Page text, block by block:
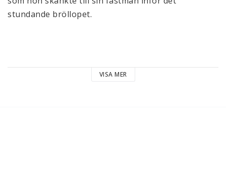
stundande bröllopet.
VISA MER